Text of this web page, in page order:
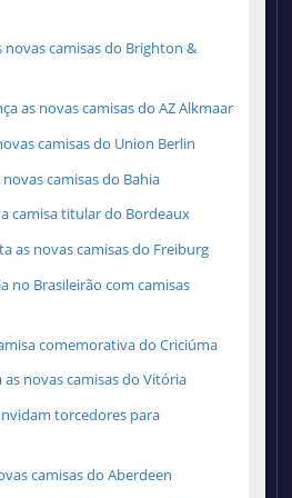
novas camisas do Brighton &
as novas camisas do AZ Alkmaar
camisas do Union Berlin
camisas do Bahia
camisa titular do Bordeaux
as novas camisas do Freiburg
no Brasileirão com camisas
comemorativa do Criciúma
novas camisas do Vitória
torcedores para
camisas do Aberdeen